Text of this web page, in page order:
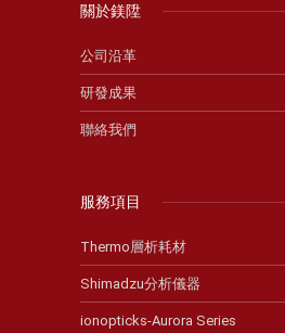
關於鎂陞
公司沿革
研發成果
聯絡我們
服務項目
Thermo層析耗材
Shimadzu分析儀器
ionopticks-Aurora Series